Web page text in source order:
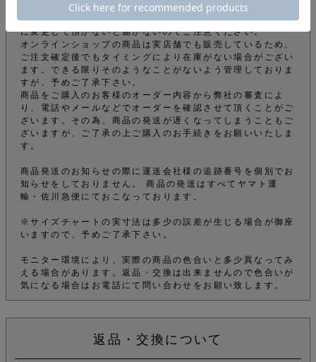
info@mfc-store.com から確認メールが届きます。 迷惑
メールフィルターの設定をされている場合は 受信可能設定
に変更して頂かないと届かないのでご注意ください。
オンラインショップの商品は実店舗でも販売しているため、
ご注文確定後でもタイミングにより在庫がない場合がござい
ます。できる限りそのようなことがないよう管理しておりま
すが、予めご了承下さい。
商品をご購入のお客様のオーダー内容から弊社の審査によ
り、電話やメールなどでオーダーを確認させて頂くことがご
ざいます。その為、商品の発送が遅くなってしまうこともご
ざいますが、ご了承の上ご購入のお手続きをお願いいたしま
す。
商品発送のお知らせの際に運送会社様の追跡番号を個別でお
知らせをしておりません。 商品の発送はすべてヤマト運
輸・佐川急便にておこなっております。
※サイズチャートの実寸法は多少の誤差が生じる場合が御座
いますので、予めご了承下さい。
モニター環境により、実際の商品の色合いと多少異なってみ
える場合があります。返品・交換は出来ませんので色合いが
気になる場合はお電話にて問い合わせをお願い致します。
返品・交換について